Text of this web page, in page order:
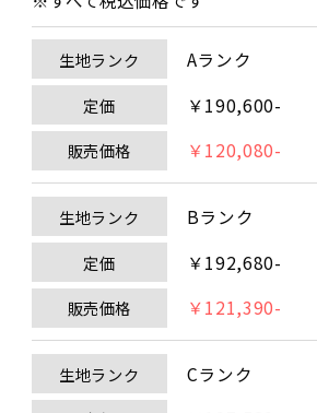
生地ランク Aランク
定価 ￥190,600-
販売価格 ￥120,080-
生地ランク Bランク
定価 ￥192,680-
販売価格 ￥121,390-
生地ランク Cランク